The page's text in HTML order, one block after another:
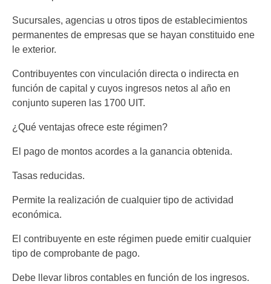
Sucursales, agencias u otros tipos de establecimientos
permanentes de empresas que se hayan constituido ene
le exterior.
Contribuyentes con vinculación directa o indirecta en
función de capital y cuyos ingresos netos al año en
conjunto superen las 1700 UIT.
¿Qué ventajas ofrece este régimen?
El pago de montos acordes a la ganancia obtenida.
Tasas reducidas.
Permite la realización de cualquier tipo de actividad
económica.
El contribuyente en este régimen puede emitir cualquier
tipo de comprobante de pago.
Debe llevar libros contables en función de los ingresos.